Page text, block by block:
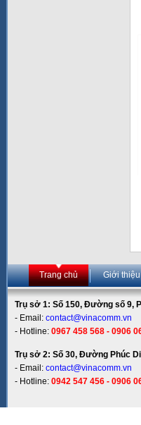
Trang chủ Giới thiệu
Trụ sở 1: Số 150, Đường số 9,
- Email: contact@vinacomm.vn
- Hotline: 0967 458 568 - 0906
Trụ sở 2: Số 30, Đường Phúc
- Email: contact@vinacomm.vn
- Hotline: 0942 547 456 - 0906